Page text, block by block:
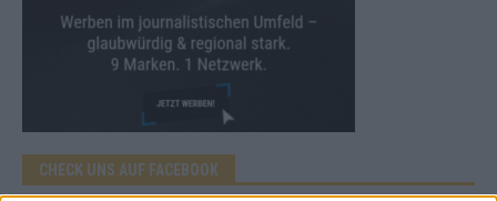
CHECK UNS AUF FACEBOOK